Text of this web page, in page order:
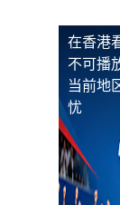
在香港
不可播
当前地
忧